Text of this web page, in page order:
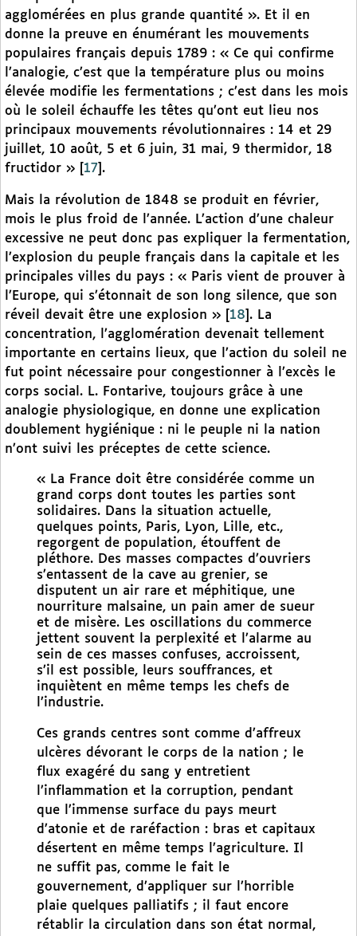
agglomérées en plus grande quantité ». Et il en
donne la preuve en énumérant les mouvements
populaires français depuis 1789 : « Ce qui confirme
l’analogie, c’est que la température plus ou moins
élevée modifie les fermentations ; c’est dans les mois
où le soleil échauffe les têtes qu’ont eut lieu nos
principaux mouvements révolutionnaires : 14 et 29
juillet, 10 août, 5 et 6 juin, 31 mai, 9 thermidor, 18
fructidor »
17 .
Mais la révolution de 1848 se produit en février,
mois le plus froid de l’année. L’action d’une chaleur
excessive ne peut donc pas expliquer la fermentation,
l’explosion du peuple français dans la capitale et les
principales villes du pays : « Paris vient de prouver à
l’Europe, qui s’étonnait de son long silence, que son
réveil devait être une explosion »
18 . La
concentration, l’agglomération devenait tellement
importante en certains lieux, que l’action du soleil ne
fut point nécessaire pour congestionner à l’excès le
corps social. L. Fontarive, toujours grâce à une
analogie physiologique, en donne une explication
doublement hygiénique : ni le peuple ni la nation
n’ont suivi les préceptes de cette science.
« La France doit être considérée comme un
grand corps dont toutes les parties sont
solidaires. Dans la situation actuelle,
quelques points, Paris, Lyon, Lille, etc.,
regorgent de population, étouffent de
pléthore. Des masses compactes d’ouvriers
s’entassent de la cave au grenier, se
disputent un air rare et méphitique, une
nourriture malsaine, un pain amer de sueur
et de misère. Les oscillations du commerce
jettent souvent la perplexité et l’alarme au
sein de ces masses confuses, accroissent,
s’il est possible, leurs souffrances, et
inquiètent en même temps les chefs de
l’industrie.
Ces grands centres sont comme d’affreux
ulcères dévorant le corps de la nation ; le
flux exagéré du sang y entretient
l’inflammation et la corruption, pendant
que l’immense surface du pays meurt
d’atonie et de raréfaction : bras et capitaux
désertent en même temps l’agriculture. Il
ne suffit pas, comme le fait le
gouvernement, d’appliquer sur l’horrible
plaie quelques palliatifs ; il faut encore
rétablir la circulation dans son état normal,